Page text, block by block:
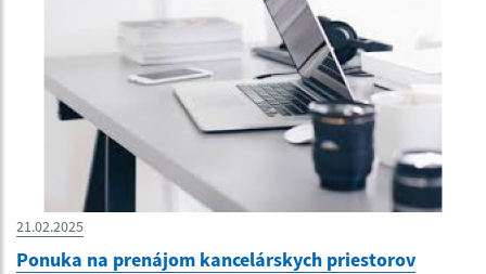
21.02.2025
Ponuka na prenájom kancelárskych priestorov